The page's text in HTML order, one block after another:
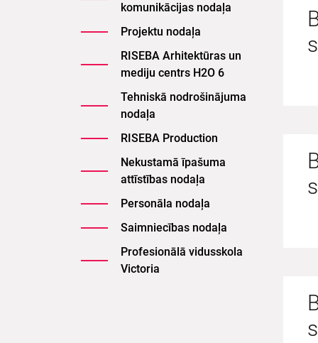
komunikācijas nodaļa
Projektu nodaļa
RISEBA Arhitektūras un
mediju centrs H2O 6
Tehniskā nodrošinājuma
nodaļa
RISEBA Production
Nekustamā īpašuma
attīstības nodaļa
Personāla nodaļa
Saimniecības nodaļa
Profesionālā vidusskola
Victoria